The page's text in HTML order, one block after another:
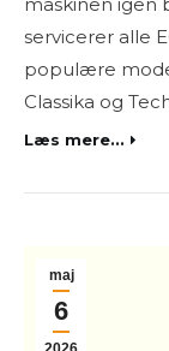
maskinen igen
servicerer alle
populære
Classika og
Læs mere...
maj
6